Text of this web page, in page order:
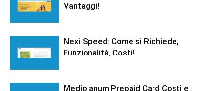
Vantaggi!
Nexi Speed: Come si Richiede,
Funzionalità, Costi!
Mediolanum Prepaid Card Costi e